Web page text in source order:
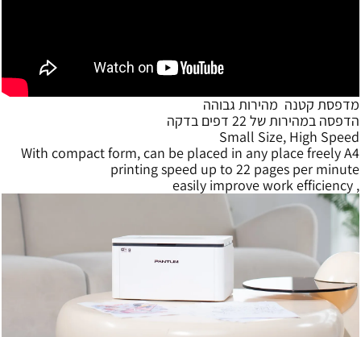
מדפסת קטנה מהירות גבוהה
הדפסה במהירות של 22 דפים בדקה
Small Size, High Speed
With compact form, can be placed in any place freely A4
printing speed up to 22 pages per minute
, easily improve work efficiency